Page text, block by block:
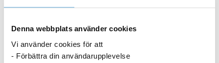
Denna webbplats använder cookies
Vi använder cookies för att
- Förbättra din användarupplevelse
20 248,75kr
Konferensbord Madrid Ljus Ek 3600×1200/800